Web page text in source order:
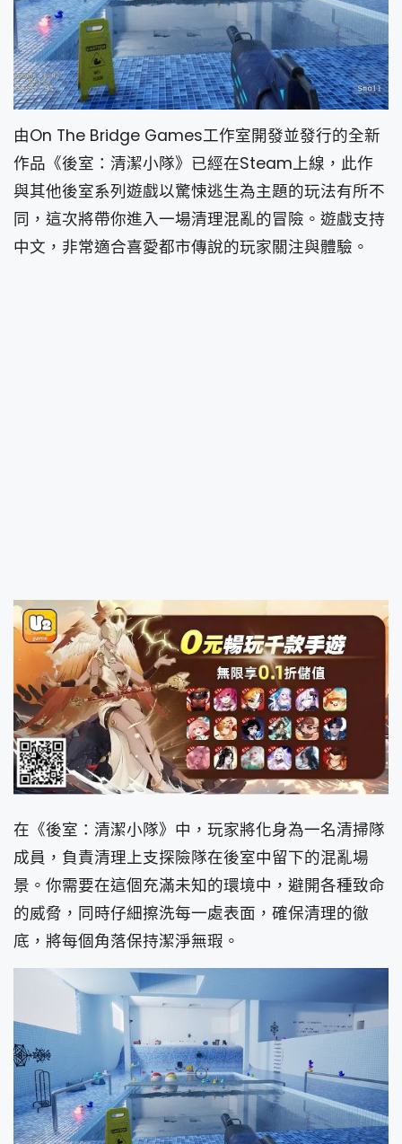
由On The Bridge Games工作室開發並發行的全新
作品《後室：清潔小隊》已經在Steam上線，此作
與其他後室系列遊戲以驚悚逃生為主題的玩法有所不
同，這次將帶你進入一場清理混亂的冒險。遊戲支持
中文，非常適合喜愛都市傳說的玩家關注與體驗。
在《後室：清潔小隊》中，玩家將化身為一名清掃隊
成員，負責清理上支探險隊在後室中留下的混亂場
景。你需要在這個充滿未知的環境中，避開各種致命
的威脅，同時仔細擦洗每一處表面，確保清理的徹
底，將每個角落保持潔淨無瑕。